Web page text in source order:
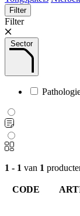
Filter
Filter
Sector
1 - 1 van 1
CODE